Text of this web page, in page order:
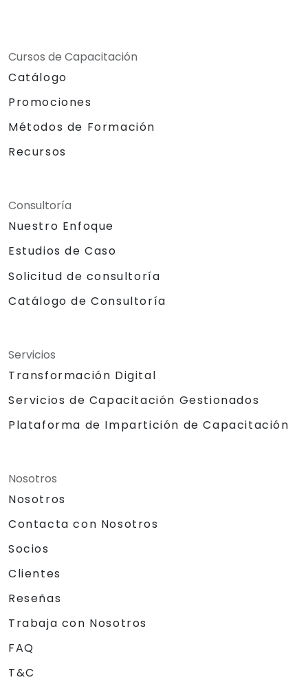
Cursos de Capacitación
Catálogo
Promociones
Métodos de Formación
Recursos
Consultoría
Nuestro Enfoque
Estudios de Caso
Solicitud de consultoría
Catálogo de Consultoría
Servicios
Transformación Digital
Servicios de Capacitación Gestionados
Plataforma de Impartición de Capacitación
Nosotros
Nosotros
Contacta con Nosotros
Socios
Clientes
Reseñas
Trabaja con Nosotros
FAQ
T&C